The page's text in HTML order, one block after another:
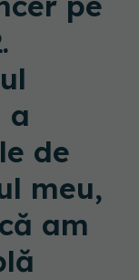
a
de
meu,
am